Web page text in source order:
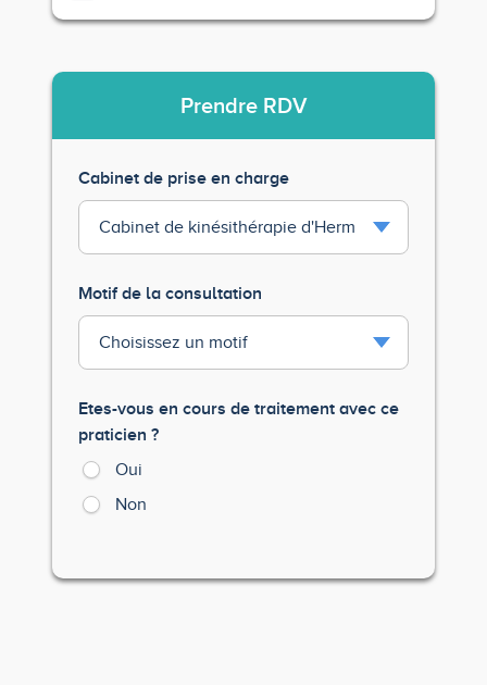
Prendre RDV
Cabinet de prise en charge
Motif de la consultation
Etes-vous en cours de traitement avec ce
praticien ?
Oui
Non